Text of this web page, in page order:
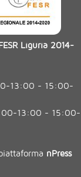
Liguria 2014-
13:00 - 15:00-
13:00 - 15:00-
nPress